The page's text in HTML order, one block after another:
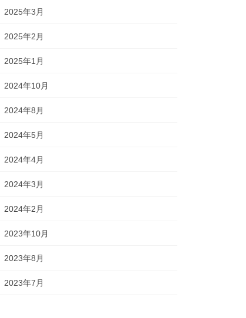
2025年3月
2025年2月
2025年1月
2024年10月
2024年8月
2024年5月
2024年4月
2024年3月
2024年2月
2023年10月
2023年8月
2023年7月